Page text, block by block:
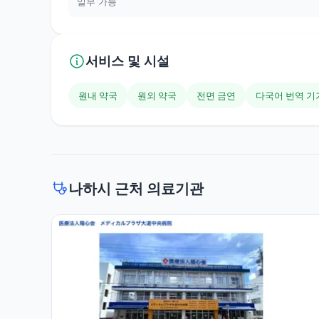
서비스 및 시설
원내 약국 원외 약국 전면 금연 다국어 번역 기
나하시 근처 의료기관